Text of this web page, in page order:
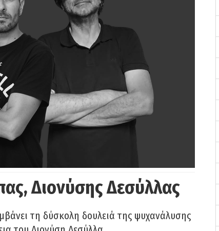
Διονύσης Δεσύλλας
τη δύσκολη δουλειά της ψυχανάλυσης